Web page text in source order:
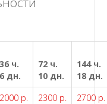
36 ч.
6 дн.
72 ч.
10 дн.
144 ч.
18 дн.
2000 р. 2300 р. 2700 р.